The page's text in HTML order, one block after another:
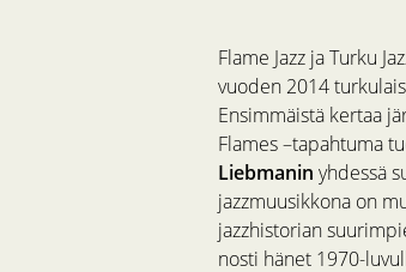
Flame Jazz ja Turku
vuoden 2014
Ensimmäistä kertaa
Flames –tapahtuma
Liebmanin yhdessä
jazzmuusikkona on
jazzhistorian
nosti hänet 1970-